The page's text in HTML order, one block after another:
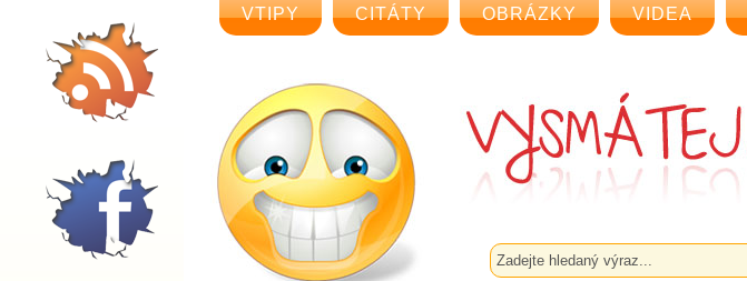
VTIPY CITÁTY OBRÁZKY VIDEA